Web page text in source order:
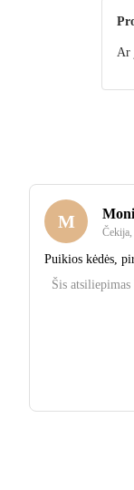
Ar
M
Čekija,
Puikios kėdės,
Šis atsiliepimas